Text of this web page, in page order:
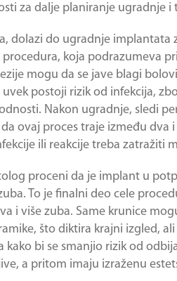
za dalje planiranje ugradnje i
dolazi do ugradnje implantata
koja podrazumeva
mogu da se jave blagi
postoji rizik od infekcija,
Nakon ugradnje, sledi
ovaj proces traje između
ili reakcije treba zatražiti
proceni da je implant u
To je finalni deo cele
i više zuba. Same krunice
što diktira krajni izgled,
kako bi se smanjio rizik od
a pritom imaju izraženu